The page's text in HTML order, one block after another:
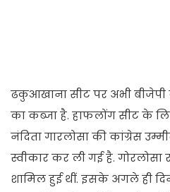
ढकुआखाना सीट पर अभी बीजेपी
का कब्जा है. हाफलोंग सीट के
नंदिता गारलोसा की कांग्रेस
स्वीकार कर ली गई है. गोरलोसा
शामिल हुई थीं. इसके अगले ही